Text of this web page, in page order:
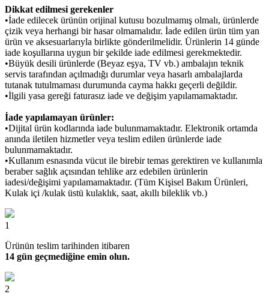
Dikkat edilmesi gerekenler
•İade edilecek ürünün orijinal kutusu bozulmamış olmalı, ürünlerde
çizik veya herhangi bir hasar olmamalıdır. İade edilen ürün tüm yan
ürün ve aksesuarlarıyla birlikte gönderilmelidir. Ürünlerin 14 günde
iade koşullarına uygun bir şekilde iade edilmesi gerekmektedir.
•Büyük desili ürünlerde (Beyaz eşya, TV vb.) ambalajın teknik
servis tarafından açılmadığı durumlar veya hasarlı ambalajlarda
tutanak tutulmaması durumunda cayma hakkı geçerli değildir.
•İlgili yasa gereği faturasız iade ve değişim yapılamamaktadır.
İade yapılamayan ürünler:
•Dijital ürün kodlarında iade bulunmamaktadır. Elektronik ortamda
anında iletilen hizmetler veya teslim edilen ürünlerde iade
bulunmamaktadır.
•Kullanım esnasında vücut ile birebir temas gerektiren ve kullanımla
beraber sağlık açısından tehlike arz edebilen ürünlerin
iadesi/değişimi yapılamamaktadır. (Tüm Kişisel Bakım Ürünleri,
Kulak içi /kulak üstü kulaklık, saat, akıllı bileklik vb.)
1
Ürünün teslim tarihinden itibaren
14 gün geçmediğine emin olun.
2